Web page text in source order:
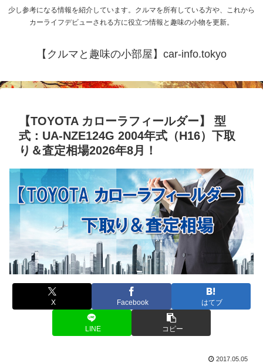
少し参考になる情報を紹介しています。クルマを所有している方や、これから
カーライフデビューされる方に役立つ情報と趣味の小物を更新。
【クルマと趣味の小部屋】car-info.tokyo
【TOYOTA カローラフィールダー】 型
式：UA-NZE124G 2004年式（H16）下取
り＆査定相場2026年8月！
X Facebook はてブ
LINE コピー
2017.05.05